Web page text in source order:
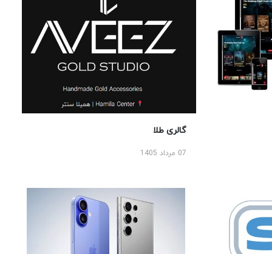
گالری طلا
07 مرداد 1405